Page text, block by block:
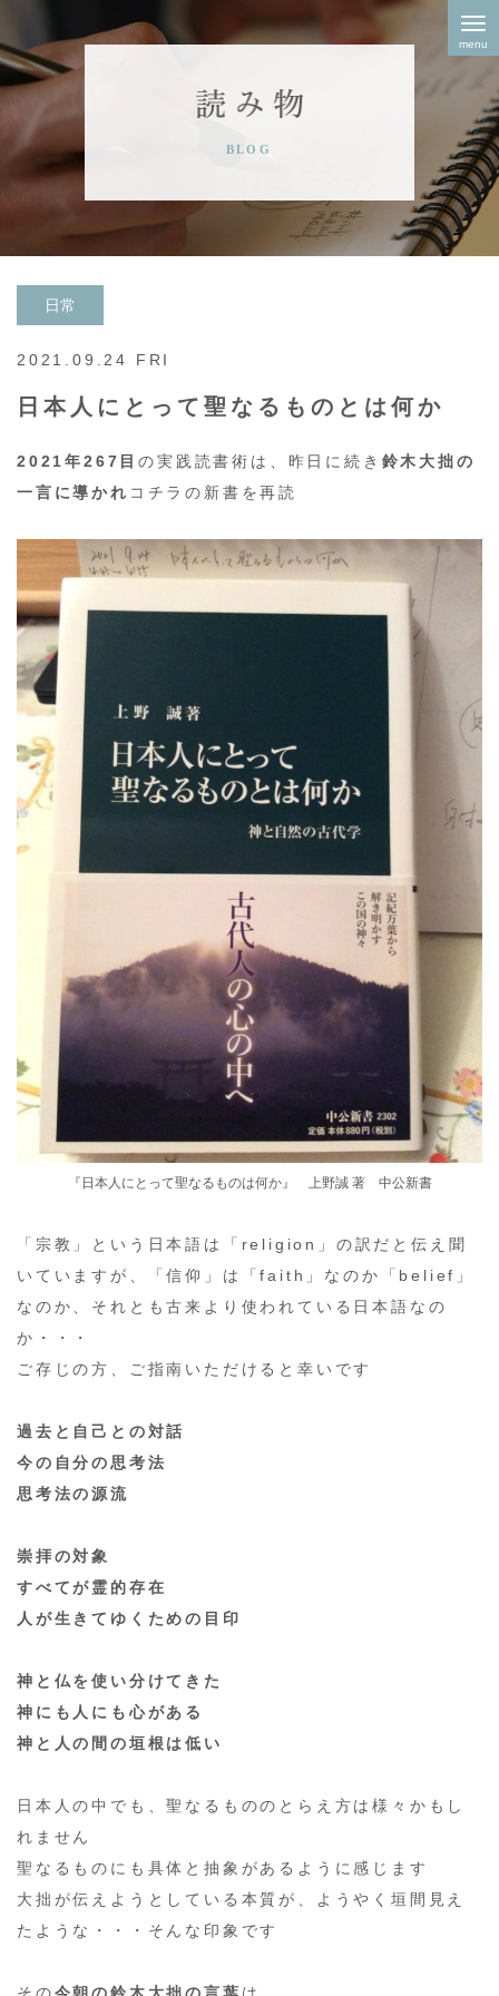
to
content
日本人にとって聖なるものとは何か
2021.09.24 FRI
日常
2021年267目の実践読書術は、昨日に続き 鈴木大拙の
一言に導かれ コチラの新書を再読
『日本人にとって聖なるものは何か』 上野誠 著 中公新書
「宗教」という日本語は「religion」の訳だと伝え聞
いていますが、「信仰」は「faith」なのか「belief」
なのか、それとも古来より使われている日本語なの
か・・・
ご存じの方、ご指南いただけると幸いです
過去と自己との対話
今の自分の思考法
思考法の源流
崇拝の対象
すべてが霊的存在
人が生きてゆくための目印
神と仏を使い分けてきた
神にも人にも心がある
神と人の間の垣根は低い
日本人の中でも、聖なるもののとらえ方は様々かもし
れません
聖なるものにも具体と抽象があるように感じます
大拙が伝えようとしている本質が、ようやく垣間見え
たような・・・そんな印象です